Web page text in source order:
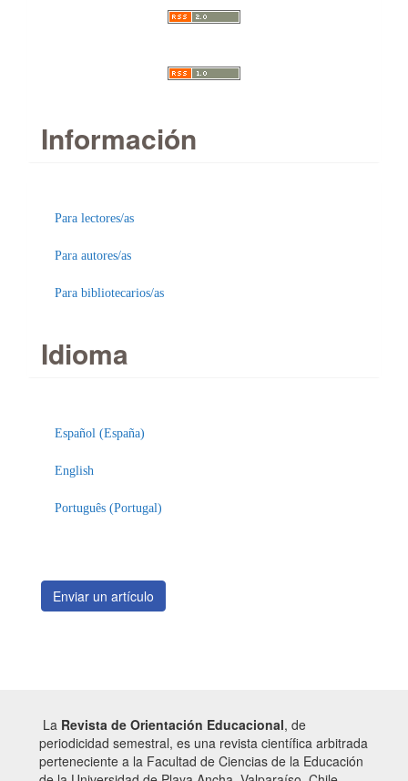
Información
Para lectores/as
Para autores/as
Para bibliotecarios/as
Idioma
Español (España)
English
Português (Portugal)
un
artículo
Enviar un artículo
La Revista de Orientación Educacional, de
periodicidad semestral, es una revista científica arbitrada
perteneciente a la Facultad de Ciencias de la Educación